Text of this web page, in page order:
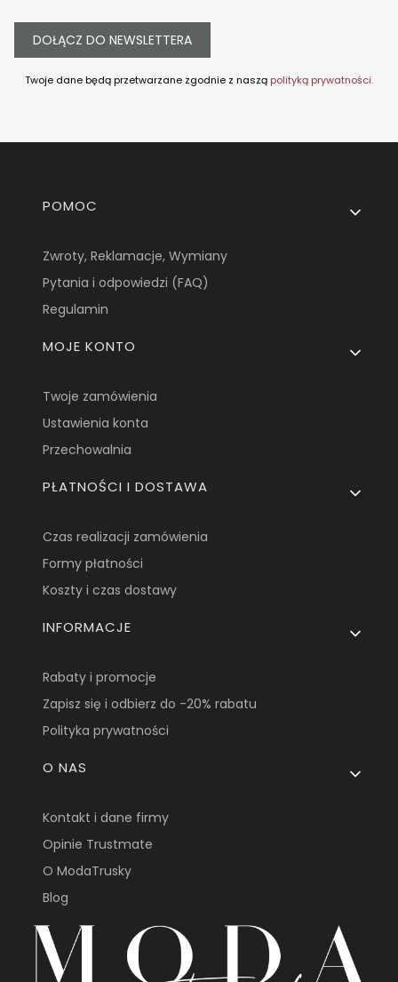
DOŁĄCZ DO NEWSLETTERA
Twoje dane będą przetwarzane zgodnie z naszą polityką prywatności.
Linki w stopce
POMOC
Zwroty, Reklamacje, Wymiany
Pytania i odpowiedzi (FAQ)
Regulamin
MOJE KONTO
Twoje zamówienia
Ustawienia konta
Przechowalnia
PŁATNOŚCI I DOSTAWA
Czas realizacji zamówienia
Formy płatności
Koszty i czas dostawy
INFORMACJE
Rabaty i promocje
Zapisz się i odbierz do -20% rabatu
Polityka prywatności
O NAS
Kontakt i dane firmy
Opinie Trustmate
O ModaTrusky
Blog